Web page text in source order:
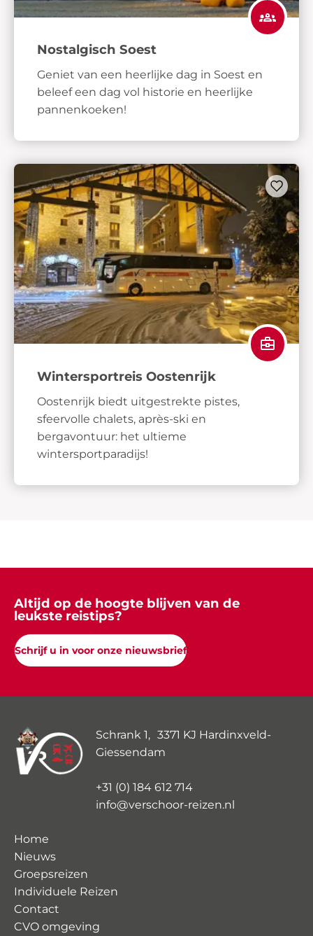
Nostalgisch Soest
Geniet van een heerlijke dag in Soest en
beleef een dag vol historie en heerlijke
pannenkoeken!
Wintersportreis Oostenrijk
Oostenrijk biedt uitgestrekte pistes,
sfeervolle chalets, après-ski en
bergavontuur: het ultieme
wintersportparadijs!
Altijd op de hoogte blijven van de
leukste reistips?
Schrijf u in voor onze nieuwsbrief
Schrank 1, 3371 KJ Hardinxveld-
Giessendam
+31 (0) 184 612 714
info@verschoor-reizen.nl
Home
Nieuws
Groepsreizen
Individuele Reizen
Contact
CVO omgeving